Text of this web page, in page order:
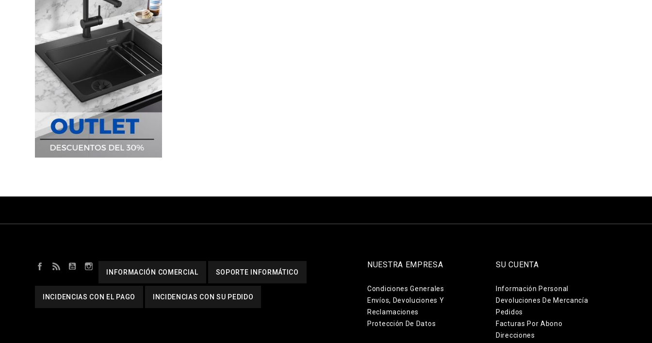
Facebook
Rss YouTube SU CUENTA
Información Personal
Devoluciones De Mercancía
Pedidos
Facturas Por Abono
Direcciones
NUESTRA EMPRESA
Condiciones Generales
Envíos, Devoluciones Y
Reclamaciones
Protección De Datos
INFORMACIÓN COMERCIAL SOPORTE INFORMÁTICO
INCIDENCIAS CON EL PAGO INCIDENCIAS CON SU PEDIDO